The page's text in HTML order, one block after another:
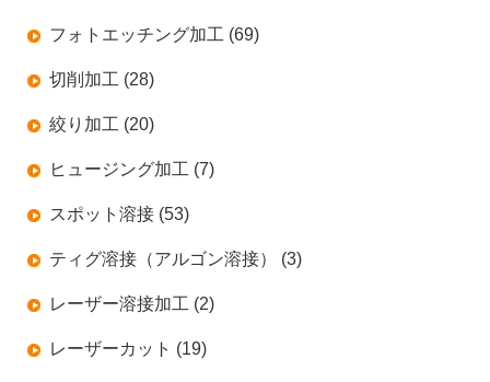
フォトエッチング加工 (69)
切削加工 (28)
絞り加工 (20)
ヒュージング加工 (7)
スポット溶接 (53)
ティグ溶接（アルゴン溶接） (3)
レーザー溶接加工 (2)
レーザーカット (19)